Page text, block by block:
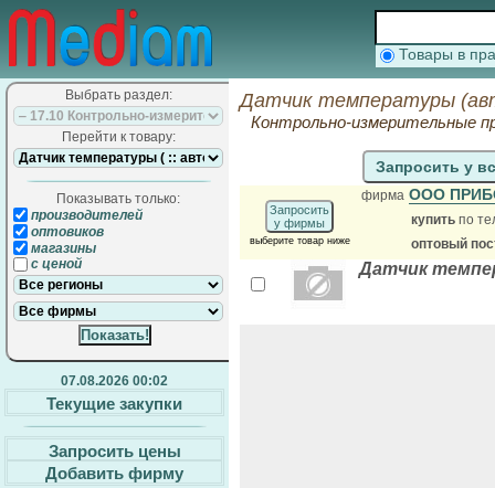
Товары в
Выбрать раздел:
Перейти к товару:
Показывать только:
производителей
оптовиков
магазины
с ценой
07.08.2026 00:02
Текущие закупки
Запросить цены
Добавить фирму
Датчик температуры
Контрольно-измерительные
Запросить у
Запросить
у фирмы
выберите товар ниже
фирма ООО
купить по
оптовый
Датчик